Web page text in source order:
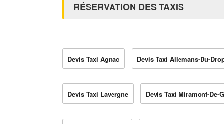
RÉSERVATION DES TAXIS
Devis Taxi Agnac Devis Taxi Allemans-Du-
Devis Taxi Lavergne Devis Taxi Miramont-De-